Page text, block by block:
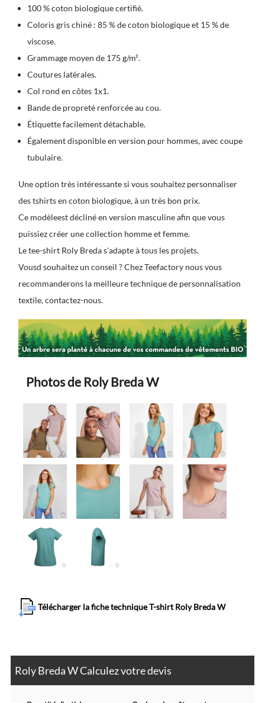
100 % coton biologique certifié.
Coloris gris chiné : 85 % de coton biologique et 15 % de
viscose.
Grammage moyen de 175 g/m².
Coutures latérales.
Col rond en côtes 1x1.
Bande de propreté renforcée au cou.
Étiquette facilement détachable.
Également disponible en version pour hommes, avec coupe
tubulaire.
Une option très intéressante si vous souhaitez personnaliser
des tshirts en coton biologique, à un très bon prix.
Ce modèleest décliné en version masculine afin que vous
puissiez créer une collection homme et femme.
Le tee-shirt Roly Breda s'adapte à tous les projets.
Vousd souhaitez un conseil ? Chez Teefactory nous vous
recommanderons la meilleure technique de personnalisation
textile, contactez-nous.
Photos de Roly Breda W
Télécharger la fiche technique T-shirt Roly Breda W
Roly Breda W Calculez votre devis